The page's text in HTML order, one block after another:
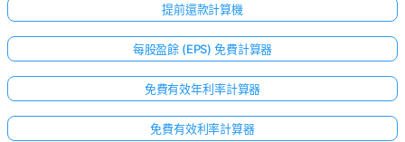
提前還款計算機
每股盈餘 (EPS) 免費計算器
免費有效年利率計算器
免費有效利率計算器